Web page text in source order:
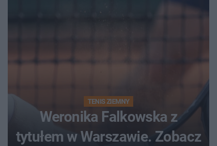
TENIS ZIEMNY
Weronika Falkowska z
tytułem w Warszawie. Zobacz